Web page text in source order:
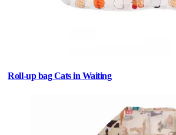
Roll-up bag Cats in Waiting